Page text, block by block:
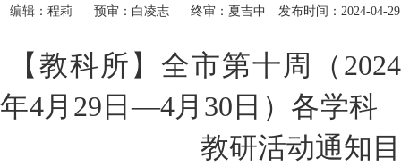
编辑：程莉 预审：白凌志 终审：夏吉中 发布时间：2024-04-29
【教科所】全市第十周（ 2024
年4月 29 日—4月 30 日）各学科
教研活动通知目